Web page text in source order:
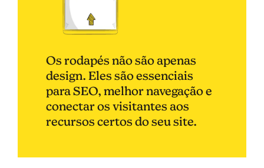
Os rodapés não são apenas
design. Eles são essenciais
para SEO, melhor navegação e
conectar os visitantes aos
recursos certos do seu site.